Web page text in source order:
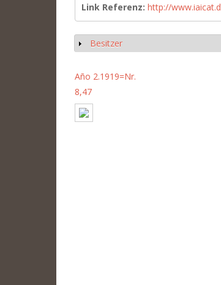
Link Referenz: http://
Show
Besitzer
Año 2.1919=Nr.
8,47